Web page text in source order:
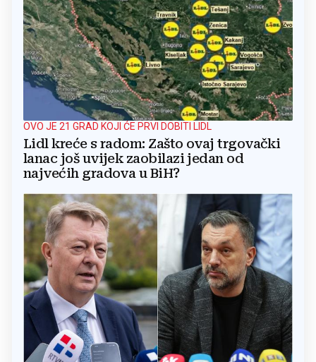
OVO JE 21 GRAD KOJI ĆE PRVI DOBITI LIDL
Lidl kreće s radom: Zašto ovaj trgovački
lanac još uvijek zaobilazi jedan od
najvećih gradova u BiH?